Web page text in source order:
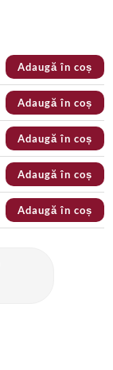
Adaugă în coș
Adaugă în coș
Adaugă în coș
Adaugă în coș
Adaugă în coș